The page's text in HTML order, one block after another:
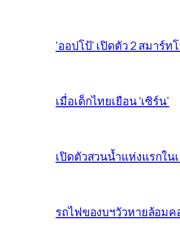
‘ออปโป้’ เปิดตัว 2 สมาร์
เมื่อเด็กไทยเยือน ‘เซิร์น’
เปิดตัวสวนน้ำแห่งแรกใน
รถไฟของบฯวัวหายล้อมค